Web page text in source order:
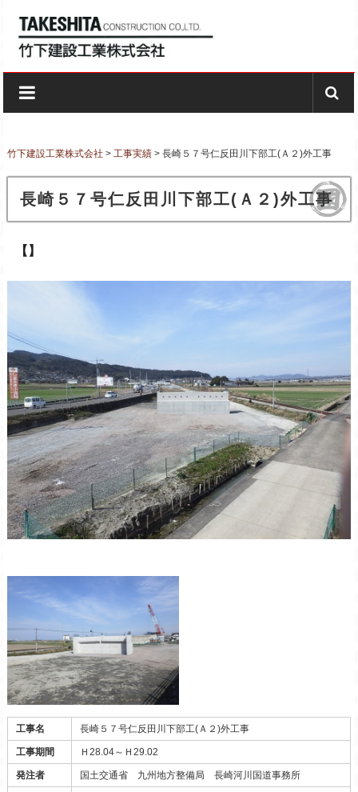
竹下建設工業株式会社
創業昭和27年ー長崎の建設会社
竹下建設工業株式会社 > 工事実績> 長崎５７号仁反田川下部工(Ａ２)外工事
長崎５７号仁反田川下部工(Ａ２)外工事
【】
工事名 長崎５７号仁反田川下部工(Ａ２)外工事
工事期間 Ｈ28.04～Ｈ29.02
発注者 国土交通省 九州地方整備局 長崎河川国道事務所